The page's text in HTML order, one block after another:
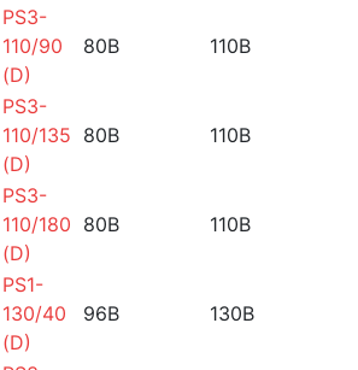
PS3-
110/90
(D)
80B 110B
PS3-
110/135
(D)
80B 110B
PS3-
110/180
(D)
80B 110B
PS1-
130/40
(D)
96B 130B